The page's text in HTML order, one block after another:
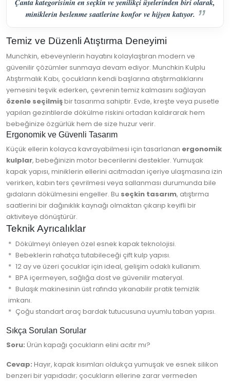
Çanta kategorisinin en seçkin ve yenilikçi üyelerinden biri olarak,
miniklerin beslenme saatlerine konfor ve hijyen katıyor.
Temiz ve Düzenli Atıştırma Deneyimi
Munchkin, ebeveynlerin hayatını kolaylaştıran modern ve
güvenilir çözümler sunmaya devam ediyor. Munchkin Kulplu
Atıştırmalık Kabı, çocukların kendi başlarına atıştırmalıklarını
yemesini teşvik ederken, çevrenin temiz kalmasını sağlayan
özenle seçilmişbir tasarıma sahiptir. Evde, kreşte veya pusetle
yapılan gezintilerde dökülme riskini ortadan kaldırarak hem
bebeğinize özgürlük hem de size huzur verir.
Ergonomik ve Güvenli Tasarım
Küçük ellerin kolayca kavrayabilmesi için tasarlanan ergonomik
kulplar, bebeğinizin motor becerilerini destekler. Yumuşak
kapak yapısı, miniklerin ellerini acıtmadan içeriye ulaşmasına izin
verirken, kabın ters çevrilmesi veya sallanması durumunda bile
gıdaların dökülmesini engeller. Bu seçkin tasarım, atıştırma
saatlerini bir dağınıklık kaynağı olmaktan çıkarıp keyifli bir
aktiviteye dönüştürür.
Teknik Ayrıcalıklar
Dökülmeyi önleyen özel esnek kapak teknolojisi.
Bebeklerin rahatça tutabileceği çift kulp yapısı.
12 ay ve üzeri çocuklar için ideal, gelişim odaklı kullanım.
BPA içermeyen, sağlığa dost ve güvenilir materyal.
Bulaşık makinesinin üst rafında yıkanabilir pratik temizlik
imkanı.
Çoğu standart araç bardak tutucusuna uyumlu taban yapısı.
Sıkça Sorulan Sorular
Soru: Ürün kapağı çocukların elini acıtır mı?
Cevap: Hayır, kapak kısımları oldukça yumuşak ve esnek silikon
benzeri bir yapıdadır; çocukların ellerine zarar vermeden